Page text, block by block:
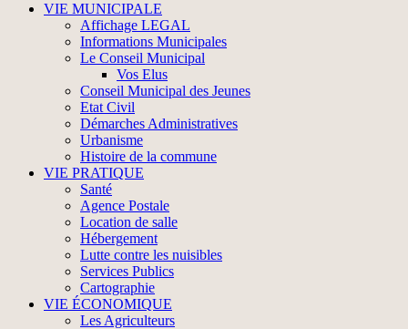
VIE MUNICIPALE
Affichage LEGAL
Informations Municipales
Le Conseil Municipal
Vos Elus
Conseil Municipal des Jeunes
Etat Civil
Démarches Administratives
Urbanisme
Histoire de la commune
VIE PRATIQUE
Santé
Agence Postale
Location de salle
Hébergement
Lutte contre les nuisibles
Services Publics
Cartographie
VIE ÉCONOMIQUE
Les Agriculteurs